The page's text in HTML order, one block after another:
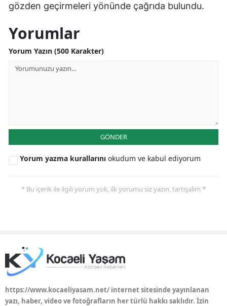
gözden geçirmeleri yönünde çağrıda bulundu.
Yorumlar
Yorum Yazın (500 Karakter)
GÖNDER
Yorum yazma kurallarını okudum ve kabul ediyorum
* Bu içerik ile ilgili yorum yok, ilk yorumu siz yazın, tartışalım *
https://www.kocaeliyasam.net/ internet sitesinde yayınlanan
yazı, haber, video ve fotoğrafların her türlü hakkı saklıdır. İzin